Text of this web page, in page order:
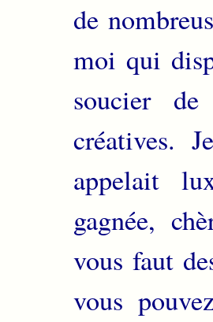
de
moi qui
soucier
créatives.
appelait
gagnée,
vous faut
vous